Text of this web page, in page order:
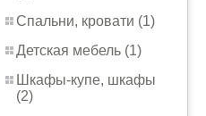
Спальни, кровати (1)
Детская мебель (1)
Шкафы-купе, шкафы
(2)